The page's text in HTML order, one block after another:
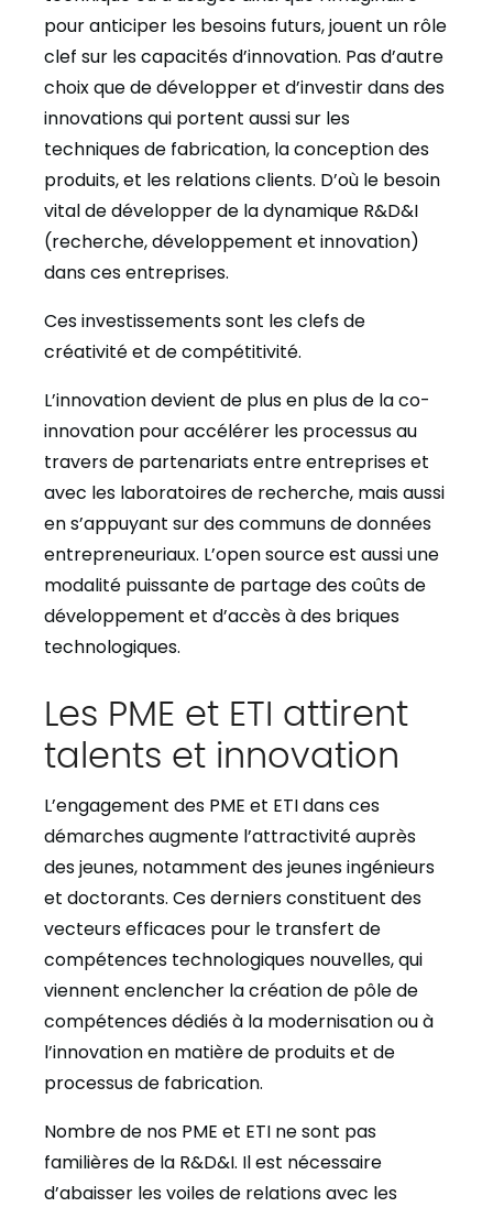
pour anticiper les besoins futurs, jouent un rôle
clef sur les capacités d’innovation. Pas d’autre
choix que de développer et d’investir dans des
innovations qui portent aussi sur les
techniques de fabrication, la conception des
produits, et les relations clients. D’où le besoin
vital de développer de la dynamique R&D&I
(recherche, développement et innovation)
dans ces entreprises.
Ces investissements sont les clefs de
créativité et de compétitivité.
L’innovation devient de plus en plus de la co-
innovation pour accélérer les processus au
travers de partenariats entre entreprises et
avec les laboratoires de recherche, mais aussi
en s’appuyant sur des communs de données
entrepreneuriaux. L’open source est aussi une
modalité puissante de partage des coûts de
développement et d’accès à des briques
technologiques.
Les PME et ETI attirent
talents et innovation
L’engagement des PME et ETI dans ces
démarches augmente l’attractivité auprès
des jeunes, notamment des jeunes ingénieurs
et doctorants. Ces derniers constituent des
vecteurs efficaces pour le transfert de
compétences technologiques nouvelles, qui
viennent enclencher la création de pôle de
compétences dédiés à la modernisation ou à
l’innovation en matière de produits et de
processus de fabrication.
Nombre de nos PME et ETI ne sont pas
familières de la R&D&I. Il est nécessaire
d’abaisser les voiles de relations avec les